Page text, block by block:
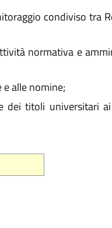
condiviso tra
normativa e
alle nomine;
dei titoli universitari